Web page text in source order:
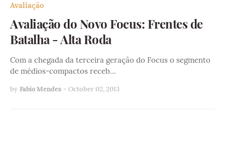
Avaliação
Avaliação do Novo Focus: Frentes de
Batalha - Alta Roda
Com a chegada da terceira geração do Focus o segmento
de médios-compactos receb…
by Fabio Mendes - October 02, 2013